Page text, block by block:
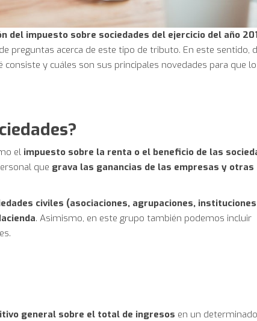
del impuesto sobre sociedades del ejercicio del año
preguntas acerca de este tipo de tributo. En este sentido,
consiste y cuáles son sus principales novedades para que lo
el impuesto sobre la renta o el beneficio de las
que grava las ganancias de las empresas y otras
civiles (asociaciones, agrupaciones,
. Asimismo, en este grupo también podemos incluir
general sobre el total de ingresos en un determinado